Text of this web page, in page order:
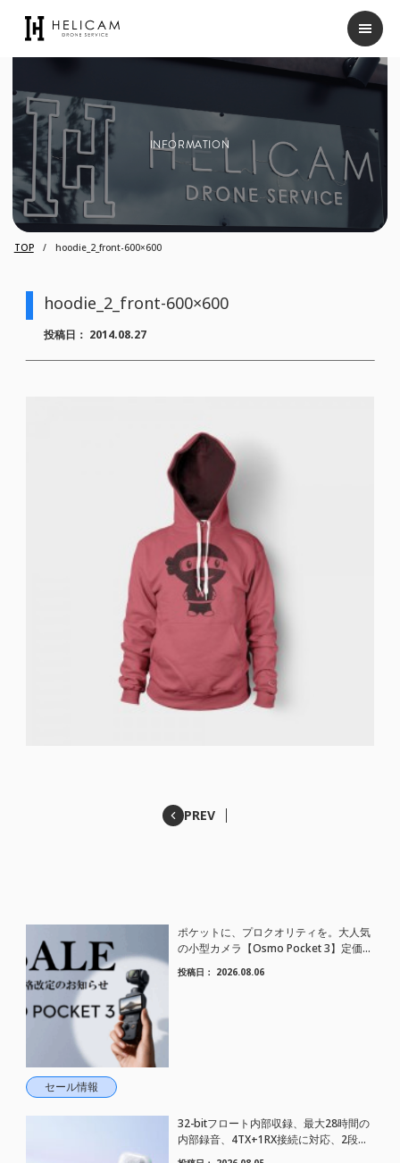
INFORMATION
TOP hoodie_2_front-600×600
hoodie_2_front-600×600
投稿日： 2014.08.27
PREV
セール情報
ポケットに、プロクオリティを。大人気
の小型カメラ【Osmo Pocket 3】定価が
さらにお値下げされました！
投稿日： 2026.08.06
32-bitフロート内部収録、最大28時間の
内部録音、4TX+1RX接続に対応、2段階
AIノイズキャンセリング搭載｜コンパク